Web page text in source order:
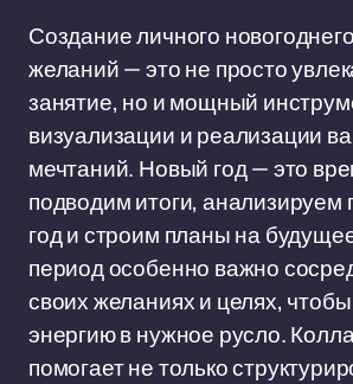
Создание личного
желаний — это не просто
занятие, но и мощный
визуализации и реализации
мечтаний. Новый год — это
подводим итоги,
год и строим планы на
период особенно важно
своих желаниях и целях,
энергию в нужное русло.
помогает не только